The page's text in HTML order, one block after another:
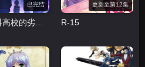
已完结
魔法科高校的劣等生 来访者篇
更新至第12集
R-15